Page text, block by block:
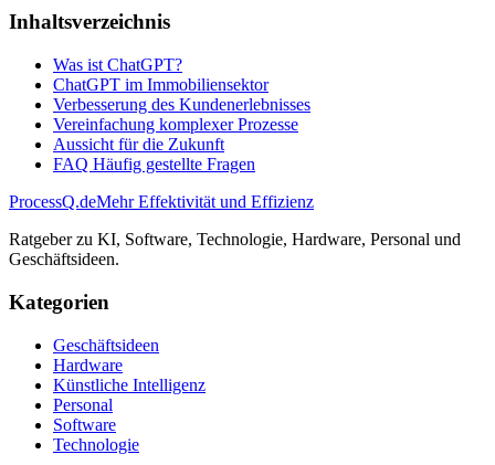
Inhaltsverzeichnis
Was ist ChatGPT?
ChatGPT im Immobiliensektor
Verbesserung des Kundenerlebnisses
Vereinfachung komplexer Prozesse
Aussicht für die Zukunft
FAQ Häufig gestellte Fragen
ProcessQ.deMehr Effektivität und Effizienz
Ratgeber zu KI, Software, Technologie, Hardware, Personal und
Geschäftsideen.
Kategorien
Geschäftsideen
Hardware
Künstliche Intelligenz
Personal
Software
Technologie